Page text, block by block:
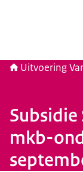
Uitvoering
mkb-